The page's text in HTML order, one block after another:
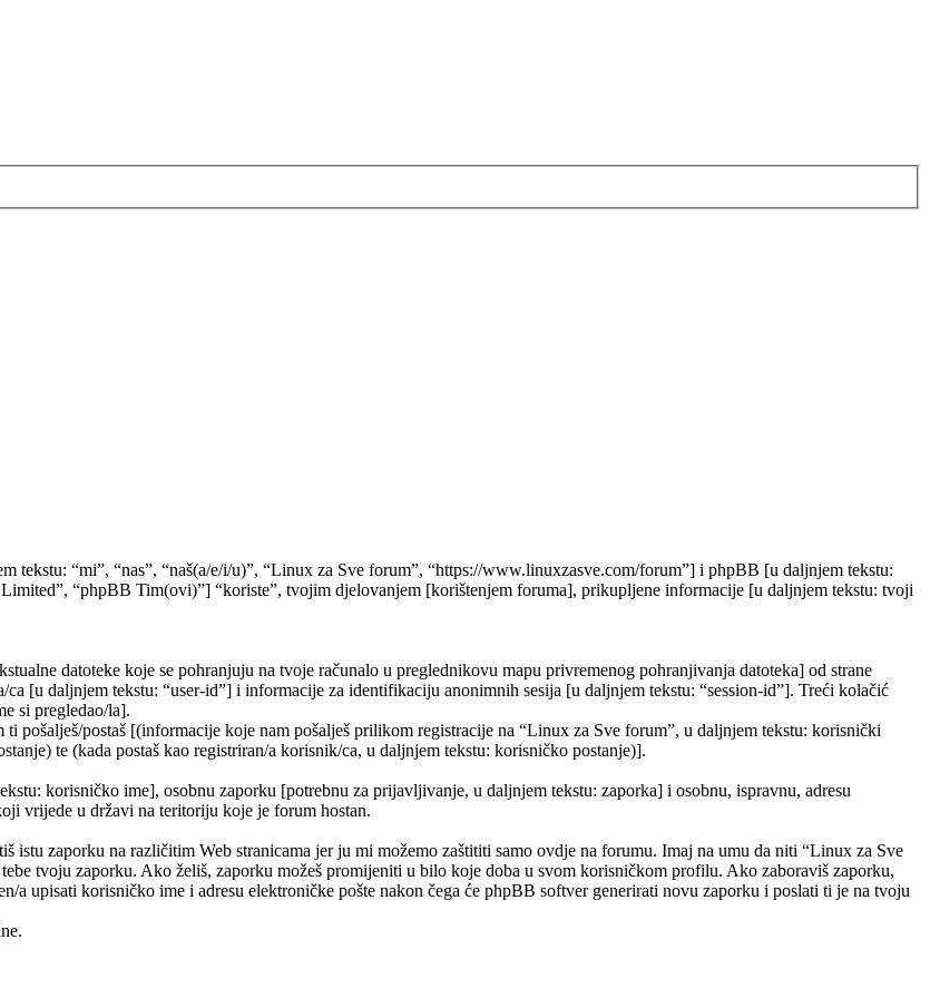
tekstu: “mi”, “nas”, “naš(a/e/i/u)”, “Linux za Sve forum”, “https://www.linuxzasve.com/forum”] i phpBB [u daljnjem tekstu:
“phpBB Tim(ovi)”] “koriste”, tvojim djelovanjem [korištenjem foruma], prikupljene informacije [u daljnjem tekstu: tvoji
datoteke koje se pohranjuju na tvoje računalo u preglednikovu mapu privremenog pohranjivanja datoteka] od strane
[u daljnjem tekstu: “user-id”] i informacije za identifikaciju anonimnih sesija [u daljnjem tekstu: “session-id”]. Treći kolačić
si pregledao/la].
pošalješ/postaš [(informacije koje nam pošalješ prilikom registracije na “Linux za Sve forum”, u daljnjem tekstu: korisnički
te (kada postaš kao registriran/a korisnik/ca, u daljnjem tekstu: korisničko postanje)].
korisničko ime], osobnu zaporku [potrebnu za prijavljivanje, u daljnjem tekstu: zaporka] i osobnu, ispravnu, adresu
vrijede u državi na teritoriju koje je forum hostan.
istu zaporku na različitim Web stranicama jer ju mi možemo zaštititi samo ovdje na forumu. Imaj na umu da niti “Linux za Sve
tvoju zaporku. Ako želiš, zaporku možeš promijeniti u bilo koje doba u svom korisničkom profilu. Ako zaboraviš zaporku,
a upisati korisničko ime i adresu elektroničke pošte nakon čega će phpBB softver generirati novu zaporku i poslati ti je na tvoju